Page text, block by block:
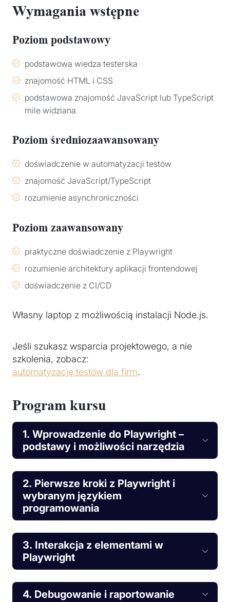
Wymagania wstępne
Poziom podstawowy
podstawowa wiedza testerska
znajomość HTML i CSS
podstawowa znajomość JavaScript lub TypeScript
mile widziana
Poziom średniozaawansowany
doświadczenie w automatyzacji testów
znajomość JavaScript/TypeScript
rozumienie asynchroniczności
Poziom zaawansowany
praktyczne doświadczenie z Playwright
rozumienie architektury aplikacji frontendowej
doświadczenie z CI/CD
Własny laptop z możliwością instalacji Node.js.
Jeśli szukasz wsparcia projektowego, a nie
szkolenia, zobacz:
automatyzację testów dla firm.
Program kursu
1. Wprowadzenie do Playwright –
podstawy i możliwości narzędzia
2. Pierwsze kroki z Playwright i
wybranym językiem
programowania
3. Interakcja z elementami w
Playwright
4. Debugowanie i raportowanie